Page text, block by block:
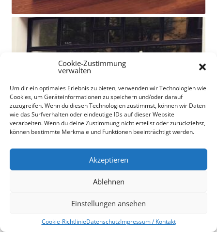
Cookie-Zustimmung
verwalten
Um dir ein optimales Erlebnis zu bieten, verwenden wir Technologien wie
Cookies, um Geräteinformationen zu speichern und/oder darauf
zuzugreifen. Wenn du diesen Technologien zustimmst, können wir Daten
wie das Surfverhalten oder eindeutige IDs auf dieser Website
verarbeiten. Wenn du deine Zustimmung nicht erteilst oder zurückziehst,
können bestimmte Merkmale und Funktionen beeinträchtigt werden.
Akzeptieren
Ablehnen
Einstellungen ansehen
Cookie-RichtlinieDatenschutzImpressum / Kontakt